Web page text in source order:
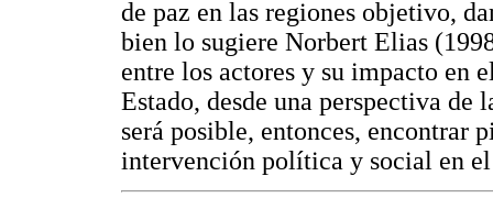
de paz en las regiones objetivo,
bien lo sugiere Norbert Elias
entre los actores y su impacto en
Estado, desde una perspectiva
será posible, entonces, encontrar
intervención política y social en